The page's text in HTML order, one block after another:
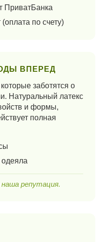
ПриватБанка
по счету)
ВПЕРЕД
заботятся о
Натуральный латекс
и формы,
полная
репутация.